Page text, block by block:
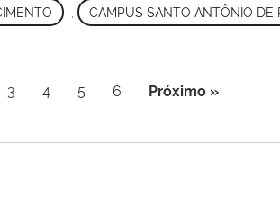
CAMPUS SANTO ANTÔNIO DE
3 4 5 6 Próximo »